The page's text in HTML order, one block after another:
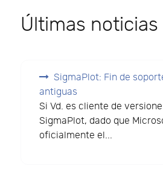
Últimas noticias
SigmaPlot: Fin de
antiguas
Si Vd. es cliente de
SigmaPlot, dado que
oficialmente el...